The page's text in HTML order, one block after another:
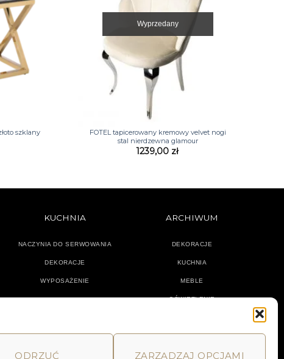
ODRZUĆ ZARZĄDZAJ OPCJAMI
szklany
Wyprzedany
FOTEL tapicerowany kremowy velvet nogi
stal nierdzewna glamour
1239,00 zł
KUCHNIA
NACZYNIA DO SERWOWANIA
DEKORACJE
WYPOSAŻENIE
ARCHIWUM
DEKORACJE
KUCHNIA
MEBLE
OŚWIETLENIE